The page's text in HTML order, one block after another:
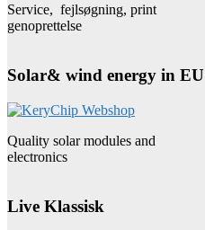
Service, fejlsøgning, print
genoprettelse
Solar& wind energy in EU
Quality solar modules and
electronics
Live Klassisk